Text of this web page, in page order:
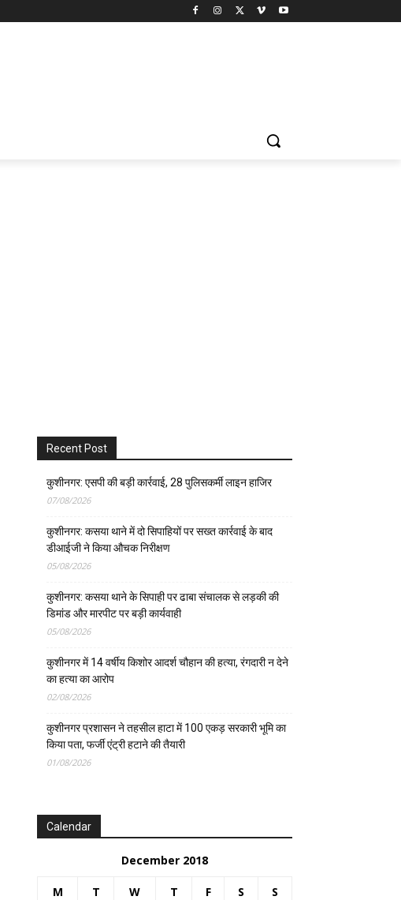
Recent Post
कुशीनगर: एसपी की बड़ी कार्रवाई, 28 पुलिसकर्मी लाइन हाजिर
07/08/2026
कुशीनगर: कसया थाने में दो सिपाहियों पर सख्त कार्रवाई के बाद
डीआईजी ने किया औचक निरीक्षण
05/08/2026
कुशीनगर: कसया थाने के सिपाही पर ढाबा संचालक से लड़की की
डिमांड और मारपीट पर बड़ी कार्यवाही
05/08/2026
कुशीनगर में 14 वर्षीय किशोर आदर्श चौहान की हत्या, रंगदारी न देने
का हत्या का आरोप
02/08/2026
कुशीनगर प्रशासन ने तहसील हाटा में 100 एकड़ सरकारी भूमि का
किया पता, फर्जी एंट्री हटाने की तैयारी
01/08/2026
Calendar
December 2018
M T W T F S S